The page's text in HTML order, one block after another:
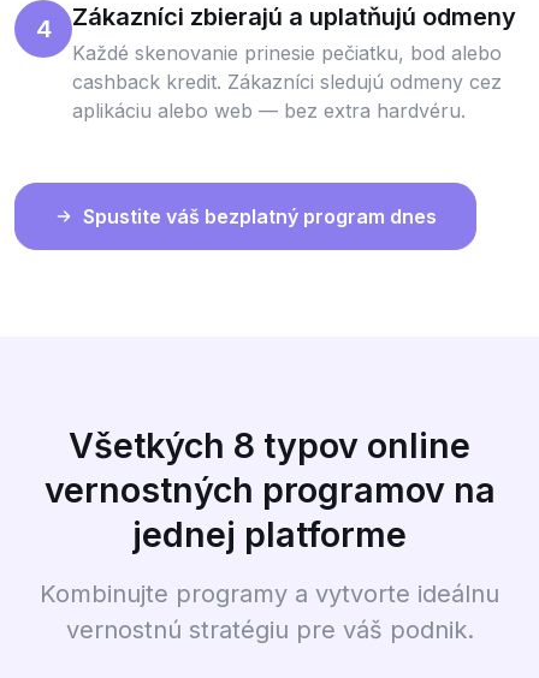
4 Zákazníci zbierajú a uplatňujú odmeny
Každé skenovanie prinesie pečiatku, bod alebo
cashback kredit. Zákazníci sledujú odmeny cez
aplikáciu alebo web — bez extra hardvéru.
Spustite váš bezplatný program dnes
Všetkých 8 typov online
vernostných programov na
jednej platforme
Kombinujte programy a vytvorte ideálnu
vernostnú stratégiu pre váš podnik.